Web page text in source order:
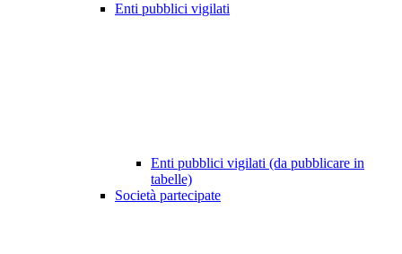
Enti pubblici vigilati
Enti pubblici vigilati (da pubblicare in
tabelle)
Società partecipate